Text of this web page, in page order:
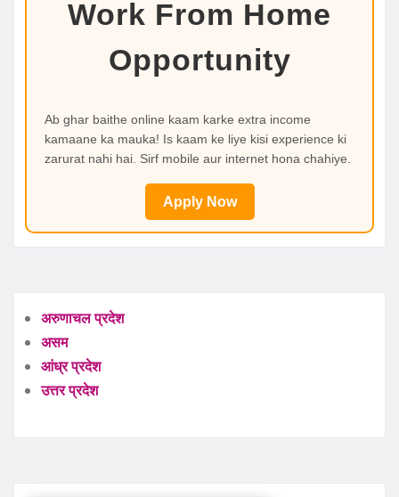
Work From Home
Opportunity
Ab ghar baithe online kaam karke extra income
kamaane ka mauka! Is kaam ke liye kisi experience ki
zarurat nahi hai. Sirf mobile aur internet hona chahiye.
Apply Now
अरुणाचल प्रदेश
असम
आंध्र प्रदेश
उत्तर प्रदेश